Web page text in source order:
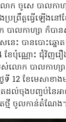
ចូសេ បាលកាហ្ស
ព្រឹត្តធ្វើឡើងន
ាលកាហ្សា ក៏បា
េះ បានបោះឆ្ន
ប៉ុណ្ណោះ ជុំវិញរឿ
ស់លោក បាលកាហ្
ៃទី 12 ខែមេសា
ចុងបញ្ចប់នៃអាណ
តថ្មី ចូលកាន់តំណែង